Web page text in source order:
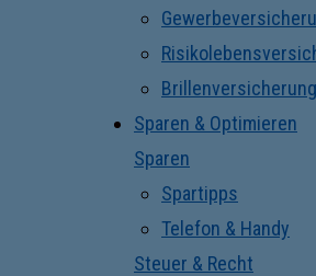
Brillenversicherung
Sparen & Optimieren
Sparen
Spartipps
Telefon & Handy
Steuer & Recht